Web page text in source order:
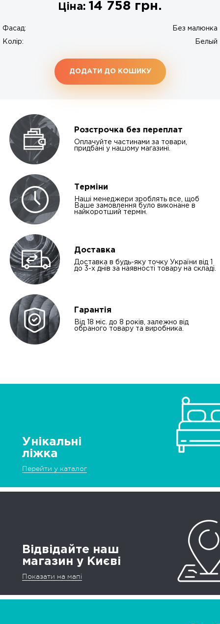
Ціна: 14 758 грн.
Фасад: Без малюнка
Колір: Белый
ДОДАТИ ДО КОШИКУ
Розстрочка без переплат
Оплачуйте частинами за товари,
придбані у нашому магазині.
Терміни
Наші менеджери зроблять все, щоб
Ваше замовлення було виконане в
найкоротший термін.
Доставка
Доставка в будь-яку точку України від 1
до 3-х днів за наявності товару на складі.
Гарантія
Від 18 міс. до 8 років, залежно від
обраного товару та виробника.
Унікальні
ліжка
Перейти у каталог
Відвідайте наш
магазин у Києві
Показати на мапі